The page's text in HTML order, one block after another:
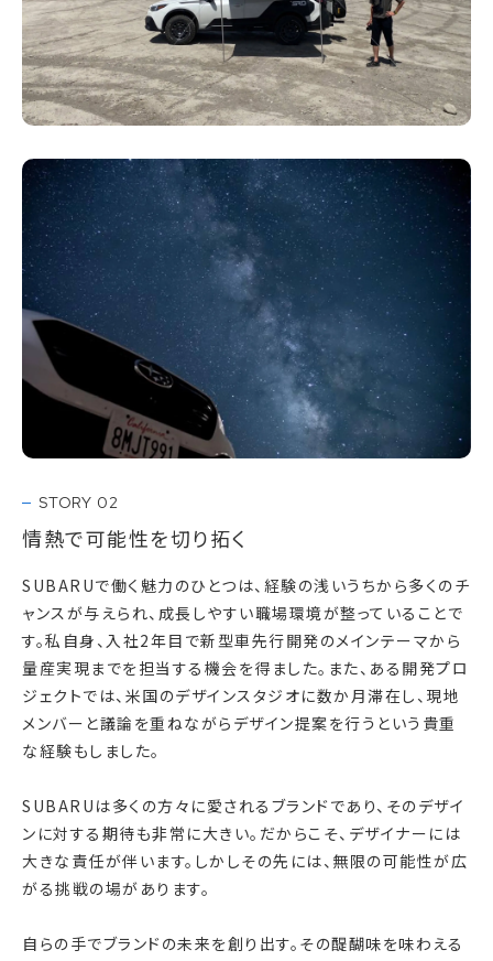
STORY 02
情熱で可能性を切り拓く
SUBARUで働く魅力のひとつは、経験の浅いうちから多くのチ
ャンスが与えられ、成長しやすい職場環境が整っていることで
す。私自身、入社2年目で新型車先行開発のメインテーマから
量産実現までを担当する機会を得ました。また、ある開発プロ
ジェクトでは、米国のデザインスタジオに数か月滞在し、現地
メンバーと議論を重ねながらデザイン提案を行うという貴重
な経験もしました。
SUBARUは多くの方々に愛されるブランドであり、そのデザイ
ンに対する期待も非常に大きい。だからこそ、デザイナーには
大きな責任が伴います。しかしその先には、無限の可能性が広
がる挑戦の場があります。
自らの手でブランドの未来を創り出す。その醍醐味を味わえる